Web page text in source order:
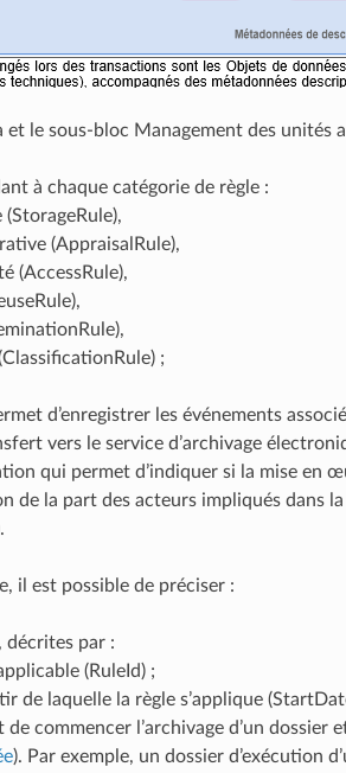
et le sous-bloc Management des
à chaque catégorie de règle :
(AppraisalRule),
(AccessRule),
;
d’enregistrer les événements
vers le service d’archivage
qui permet d’indiquer si la mise en
de la part des acteurs impliqués dans
il est possible de préciser :
décrites par :
(RuleId) ;
de laquelle la règle s’applique
de commencer l’archivage d’un
). Par exemple, un dossier d’exécution